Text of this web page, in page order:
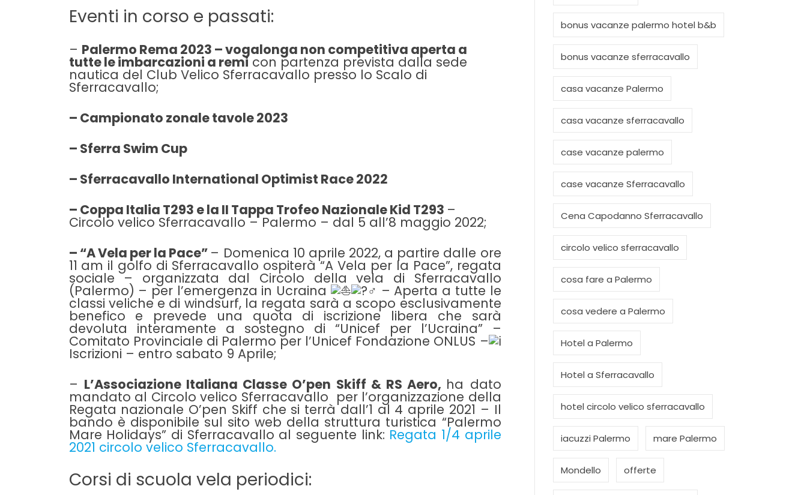
Eventi in corso e passati:
– Palermo Rema 2023 – vogalonga non competitiva aperta a
tutte le imbarcazioni a remicon partenza prevista dalla sede
nautica del Club Velico Sferracavallo presso lo Scalo di
Sferracavallo;
– Campionato zonale tavole 2023
– Sferra Swim Cup
– Sferracavallo International Optimist Race 2022
– Coppa Italia T293 e la II Tappa Trofeo Nazionale Kid T293 –
Circolo velico Sferracavallo – Palermo – dal 5 all’8 maggio 2022;
– “A Vela per la Pace” – Domenica 10 aprile 2022, a partire dalle ore
11 am il golfo di Sferracavallo ospiterà “A Vela per la Pace”, regata
sociale – organizzata dal Circolo della vela di Sferracavallo
(Palermo) – per l’emergenza in Ucraina –Aperta a tutte le
classi veliche e di windsurf, la regata sarà a scopo esclusivamente
benefico e prevede una quota di iscrizione libera che sarà
devoluta interamente a sostegno di “Unicef per l’Ucraina” –
Comitato Provinciale di Palermo per l’Unicef Fondazione ONLUS –
Iscrizioni – entro sabato 9 Aprile;
– L’Associazione Italiana Classe O’pen Skiff & RS Aero, ha dato
mandato al Circolo velico Sferracavallo per l’organizzazione della
Regata nazionale O’pen Skiff che si terrà dall’1 al 4 aprile 2021 – Il
bando è disponibile sul sito web della struttura turistica “Palermo
Mare Holidays” di Sferracavallo al seguente link: Regata 1/4 aprile
2021 circolo velico Sferracavallo.
Corsi di scuola vela periodici:
bonus vacanze palermo hotel b&b
bonus vacanze sferracavallo
casa vacanze Palermo
casa vacanze sferracavallo
case vacanze palermo
case vacanze Sferracavallo
Cena Capodanno Sferracavallo
circolo velico sferracavallo
cosa fare a Palermo
cosa vedere a Palermo
Hotel a Palermo
Hotel a Sferracavallo
hotel circolo velico sferracavallo
iacuzzi Palermo mare Palermo
Mondello offerte